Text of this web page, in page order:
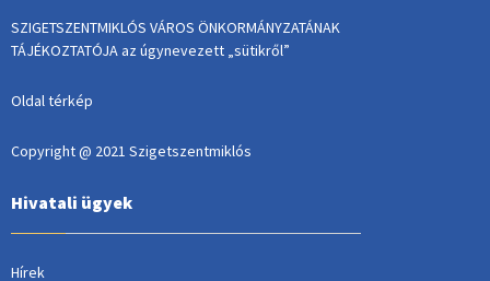
SZIGETSZENTMIKLÓS VÁROS ÖNKORMÁNYZATÁNAK
TÁJÉKOZTATÓJA az úgynevezett „sütikről”
Oldal térkép
Copyright @ 2021 Szigetszentmiklós
Hivatali ügyek
Hírek